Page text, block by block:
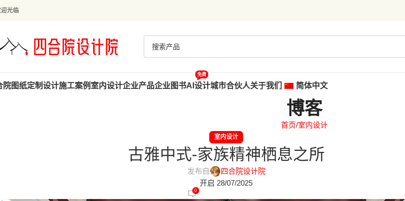
光临
院图纸定制设计施工案例 室内设计企业产品企业图书AI设计
免费
城市合伙人关于我们 简体中文
博客
首页 室内设计
室内设计
古雅中式-家族精神栖息之所
发布自
四合院设计院
开启 28/07/2025
0